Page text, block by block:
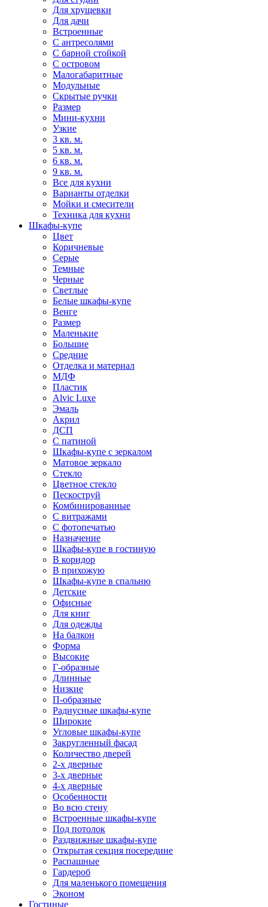
Для хрущевки
Для дачи
Встроенные
С антресолями
С барной стойкой
С островом
Малогабаритные
Модульные
Скрытые ручки
Размер
Мини-кухни
Узкие
3 кв. м.
5 кв. м.
6 кв. м.
9 кв. м.
Все для кухни
Варианты отделки
Мойки и смесители
Техника для кухни
Шкафы-купе
Цвет
Коричневые
Серые
Темные
Черные
Светлые
Белые шкафы-купе
Венге
Размер
Маленькие
Большие
Средние
Отделка и материал
МДФ
Пластик
Alvic Luxe
Эмаль
Акрил
ДСП
С патиной
Шкафы-купе с зеркалом
Матовое зеркало
Стекло
Цветное стекло
Пескоструй
Комбинированные
С витражами
С фотопечатью
Назначение
Шкафы-купе в гостиную
В коридор
В прихожую
Шкафы-купе в спальню
Детские
Офисные
Для книг
Для одежды
На балкон
Форма
Высокие
Г-образные
Длинные
Низкие
П-образные
Радиусные шкафы-купе
Широкие
Угловые шкафы-купе
Закругленный фасад
Количество дверей
2-х дверные
3-х дверные
4-х дверные
Особенности
Во всю стену
Встроенные шкафы-купе
Под потолок
Раздвижные шкафы-купе
Открытая секция посередине
Распашные
Гардероб
Для маленького помещения
Эконом
Гостиные